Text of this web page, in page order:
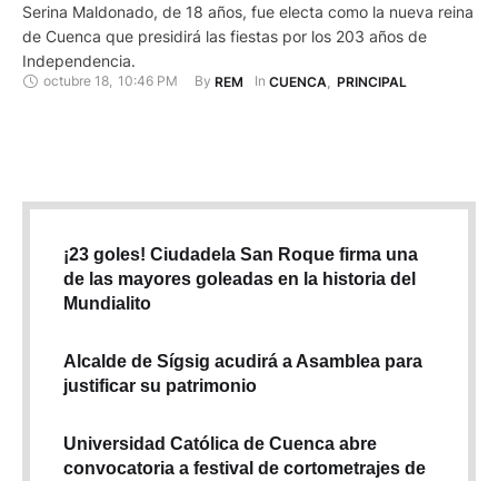
Serina Maldonado, de 18 años, fue electa como la nueva reina
de Cuenca que presidirá las fiestas por los 203 años de
Independencia.
octubre 18, 10:46 PM By REM In CUENCA PRINCIPAL
¡23 goles! Ciudadela San Roque firma una
de las mayores goleadas en la historia del
Mundialito
Alcalde de Sígsig acudirá a Asamblea para
justificar su patrimonio
Universidad Católica de Cuenca abre
convocatoria a festival de cortometrajes de